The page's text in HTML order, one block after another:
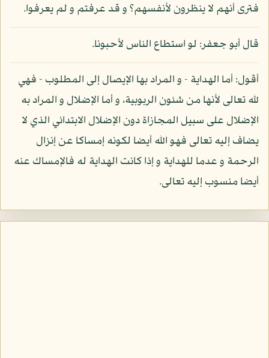
فترى أنهم لا ينظرون لأنفسهم؟ و قد عرفتم و لم يعرفوا.
قال أبو جعفر: لو استطاع الناس لأحبونا.
أقول: أما الهداية - و المراد بها الإيصال إلى المطلوب - فهي
لله تعالى لأنها من شئون الربوبية، و أما الإضلال و المراد به
الإضلال على سبيل المجازاة دون الإضلال الابتدائي الذي لا
يضاف إليه تعالى فهو الله أيضا لكونه إمساكا عن إنزال
الرحمة و عدما للهداية و إذا كانت الهداية له فالإمساك عنه
أيضا منسوب إليه تعالى.